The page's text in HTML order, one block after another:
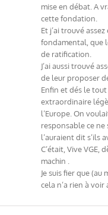
mise en débat. A
cette fondation.
Et j’ai trouvé
fondamental, que
de ratification.
J’ai aussi trouvé
de leur proposer
Enfin et dés le
extraordinaire
l’Europe. On
responsable ce
l’auraient dit s’ils
C’était, Vive VGE,
machin .
Je suis fier que
cela n’a rien à voir